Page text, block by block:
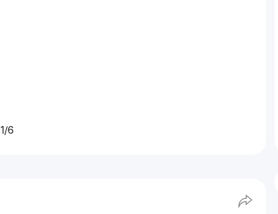
1/6